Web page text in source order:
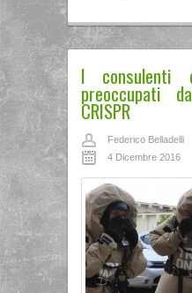
I consulenti
preoccupati
CRISPR
Federico Belladelli
4 Dicembre 2016